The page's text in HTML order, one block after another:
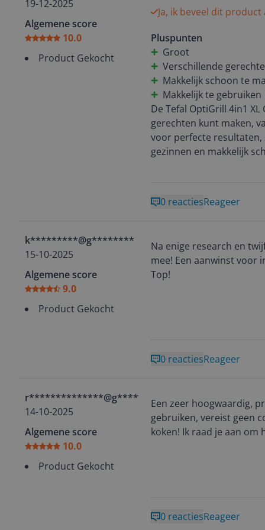
panini's, het lukt
je "gevoel" hebt voor
Voor de mensen die
en verrassend
En dan de
ovenschotels komen er
voorverwarmen van 20
Schoonmaken dan.
koken.
Kleine reality check: bij
contact met de
laten we wel wezen:
apparaat het beter doet
Conclusie: Goed eten
OptiGrill zit je helemaal
19-12-2025
Algemene score
10.0
Product Gekocht
De Tefal OptiGrill 4in1
gerechten kunt maken,
voor perfecte resultaten,
gezinnen en makkelijk
Pluspunten
Groot
Verschillende
Makkelijk schoon te
Makkelijk te gebruiken
Ja, ik beveel dit product
0 reactiesReageer
k*********@g********
15-10-2025
Algemene score
9.0
Product Gekocht
Na enige research en
mee! Een aanwinst voor in mijn keuken. Kwalitatief,
Top!
0 reactiesReageer
r**************@g********
14-10-2025
Algemene score
10.0
Product Gekocht
Een zeer hoogwaardig,
gebruiken, vereist geen
koken! Ik raad je aan om
0 reactiesReageer